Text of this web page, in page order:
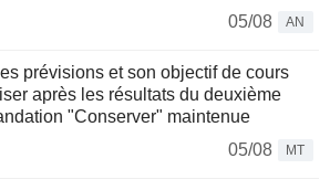
05/08
AN
prévisions et son objectif de cours
après les résultats du deuxième
"Conserver" maintenue
05/08
MT